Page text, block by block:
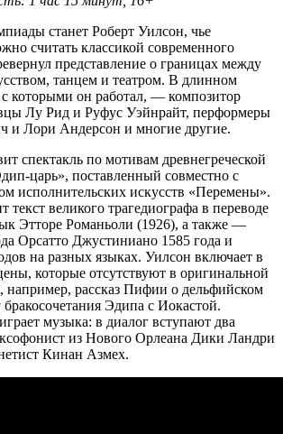
станет Роберт Уилсон, чье
считать классикой современного
представление о границах между
танцем и театром. В длинном
с которыми он работал, — композитор
Лу Рид и Руфус Уэйнрайт, перформеры
и Лори Андерсон и многие другие.
спектакль по мотивам древнегреческой
царь», поставленный совместно с
исполнительских искусств «Перемены».
текст великого трагедиографа в переводе
Этторе Романьоли (1926), а также —
Орсатто Джустиниано 1585 года и
на разных языках. Уилсон включает в
которые отсутствуют в оригинальной
например, рассказ Пифии о дельфийском
Эдипа с Иокастой.
музыка: в диалог вступают два
из Нового Орлеана Дики Ландри
Кинан Азмех.